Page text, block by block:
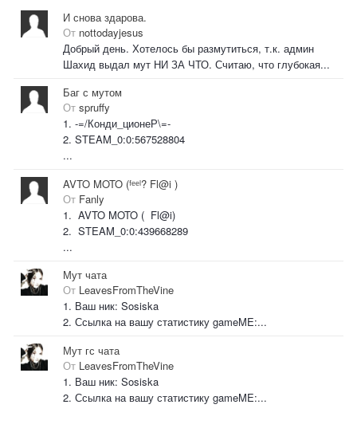
И снова здарова.
От nottodayjesus
Добрый день. Хотелось бы размутиться, т.к. админ
Шахид выдал мут НИ ЗА ЧТО. Считаю, что глубокая...
Баг с мутом
От spruffy
1. -=/Конди_ционеР\=-
2. STEAM_0:0:567528804
...
AVTO MOTO (ᶠᵉᵉˡ? Fl@i )
От Fanly
1. AVTO MOTO ( Fl@i)
2. STEAM_0:0:439668289
...
Мут чата
От LeavesFromTheVine
1. Ваш ник: Sosiska
2. Ссылка на вашу статистику gameME:...
Мут гс чата
От LeavesFromTheVine
1. Ваш ник: Sosiska
2. Ссылка на вашу статистику gameME:...